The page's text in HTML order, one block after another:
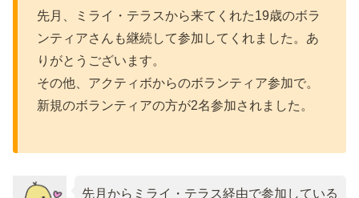
先月、ミライ・テラスから来てくれた19歳のボラ
ンティアさんも継続して参加してくれました。あ
りがとうございます。
その他、アクティボからのボランティア参加で。
新規のボランティアの方が2名参加されました。
先月からミライ・テラス経由で参加している